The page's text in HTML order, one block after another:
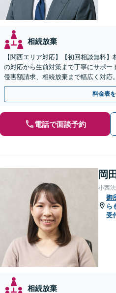
相続放棄
【関西エリア対応】【初回相談無料
の対応から生前対策まで丁寧にサポー
侵害額請求、相続放棄まで幅広く対応
間・休日面談可】【WEB面談】【完全
料金表
電話で面談予約
岡
小西
御
ら
受
相続放棄